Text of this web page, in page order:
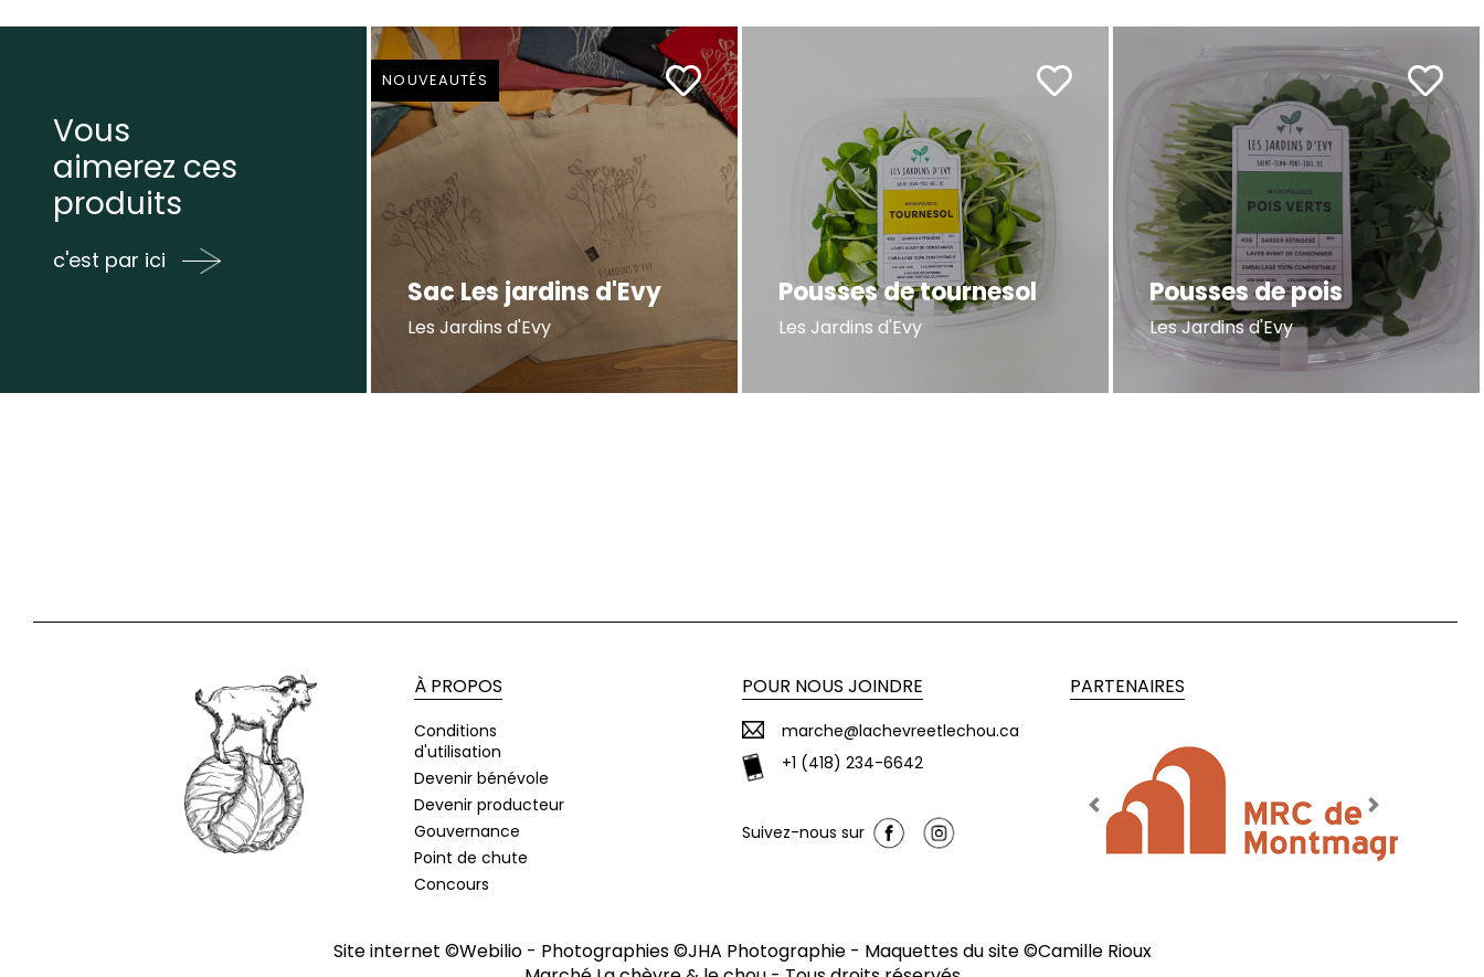
Vous
aimerez ces
produits
c'est par ici
NOUVEAUTÉS
Sac Les jardins d'Evy
Les Jardins d'Evy
Pousses de tournesol
Les Jardins d'Evy
Pousses de pois
Les Jardins d'Evy
À PROPOS
Conditions
d'utilisation
Devenir bénévole
Devenir producteur
Gouvernance
Point de chute
Concours
POUR NOUS JOINDRE
marche@lachevreetlechou.ca
+1 (418) 234-6642
Suivez-nous sur
PARTENAIRES
Previous Next
Site internet ©Webilio- Photographies ©JHA Photographie- Maquettes du site ©Camille Rioux